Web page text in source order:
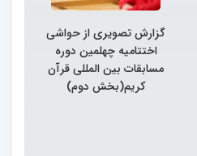
گزارش تصویری از حواشی
اختتامیه چهلمین دوره
مسابقات بین المللی قرآن
کریم(بخش دوم)